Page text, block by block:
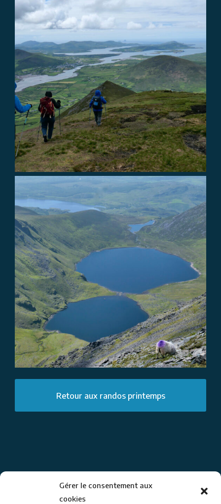
Gérer le consentement aux
cookies
Retour aux randos printemps